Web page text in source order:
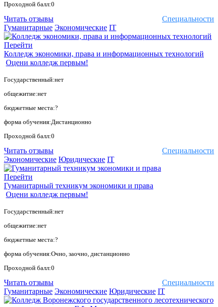
Проходной балл:0
Специальности
Читать отзывы
Гуманитарные Экономические IT
Перейти
Колледж экономики, права и информационных технологий
Оцени колледж первым!
Государственный:нет
общежитие:нет
бюджетные места:?
форма обучения:Дистанционно
Проходной балл:0
Специальности
Читать отзывы
Экономические Юридические IT
Перейти
Гуманитарный техникум экономики и права
Оцени колледж первым!
Государственный:нет
общежитие:нет
бюджетные места:?
форма обучения:Очно, заочно, дистанционно
Проходной балл:0
Специальности
Читать отзывы
Гуманитарные Экономические Юридические IT